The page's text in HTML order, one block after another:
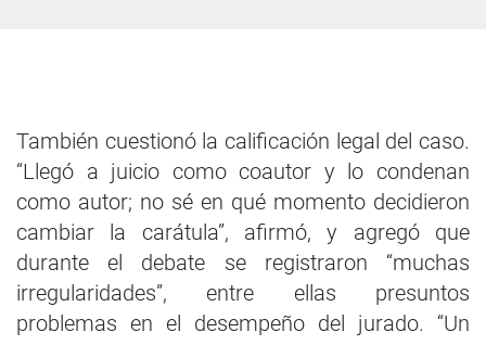
También cuestionó la calificación legal del caso.
“Llegó a juicio como coautor y lo condenan
como autor; no sé en qué momento decidieron
cambiar la carátula”, afirmó, y agregó que
durante el debate se registraron “muchas
irregularidades”, entre ellas presuntos
problemas en el desempeño del jurado. “Un